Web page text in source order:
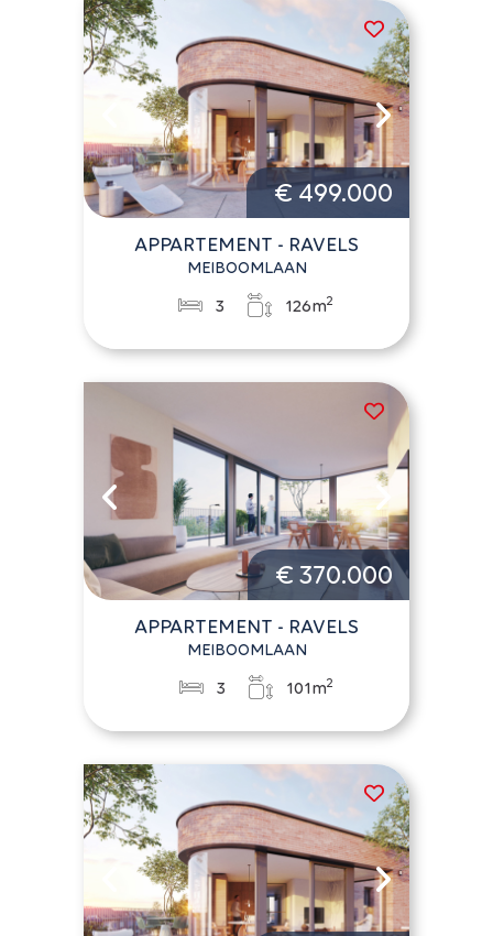
€ 499.000
APPARTEMENT - RAVELS
MEIBOOMLAAN
3 126m2
€ 370.000
APPARTEMENT - RAVELS
MEIBOOMLAAN
3 101m2